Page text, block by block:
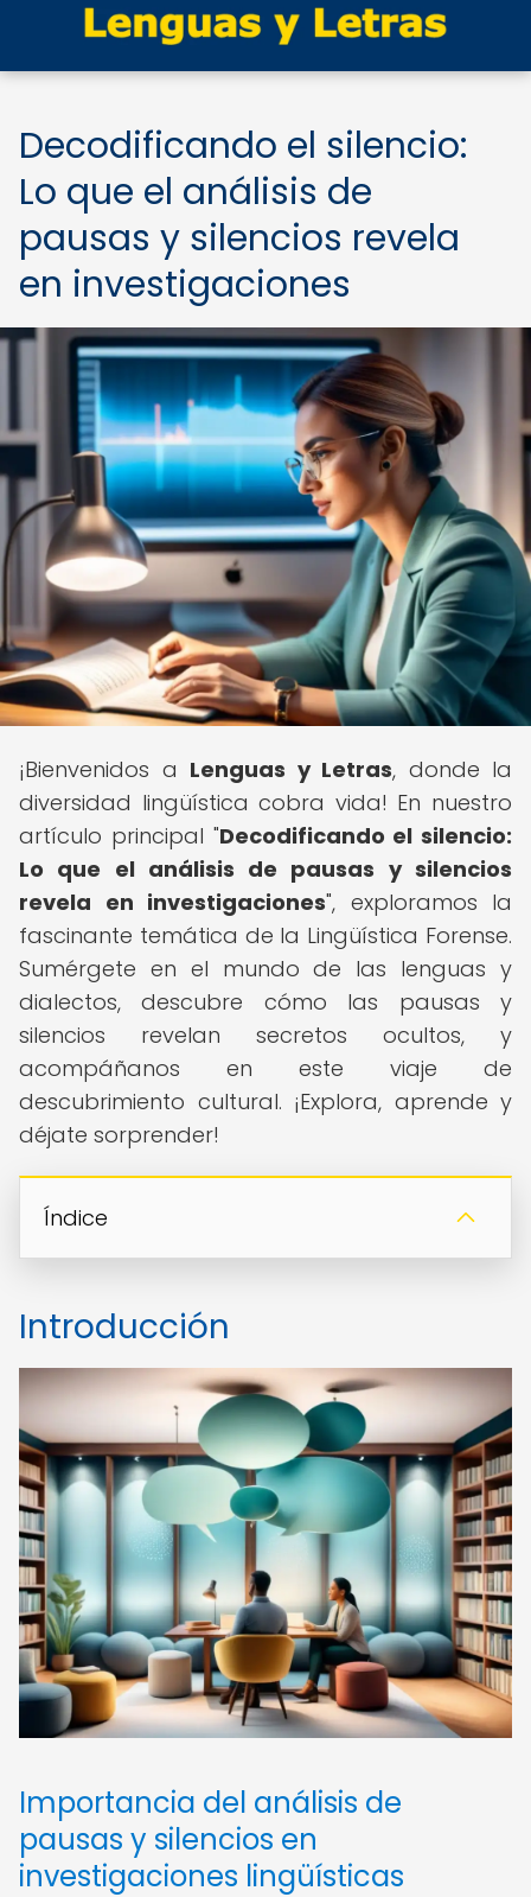
Decodificando el silencio:
Lo que el análisis de
pausas y silencios revela
en investigaciones
¡Bienvenidos a Lenguas y Letras, donde la
diversidad lingüística cobra vida! En nuestro
artículo principal "Decodificando el silencio:
Lo que el análisis de pausas y silencios
revela en investigaciones", exploramos la
fascinante temática de la Lingüística Forense.
Sumérgete en el mundo de las lenguas y
dialectos, descubre cómo las pausas y
silencios revelan secretos ocultos, y
acompáñanos en este viaje de
descubrimiento cultural. ¡Explora, aprende y
déjate sorprender!
Índice
Introducción
Importancia del análisis de
pausas y silencios en
investigaciones lingüísticas